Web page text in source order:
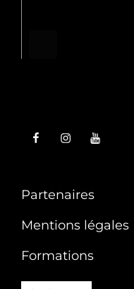
Partenaires
Mentions légales
Formations